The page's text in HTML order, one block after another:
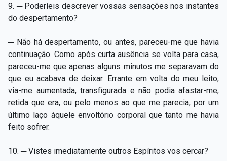
9. ─ Poderíeis descrever vossas sensações nos instantes
do despertamento?
─ Não há despertamento, ou antes, pareceu-me que havia
continuação. Como após curta ausência se volta para casa,
pareceu-me que apenas alguns minutos me separavam do
que eu acabava de deixar. Errante em volta do meu leito,
via-me aumentada, transfigurada e não podia afastar-me,
retida que era, ou pelo menos ao que me parecia, por um
último laço àquele envoltório corporal que tanto me havia
feito sofrer.
10. ─ Vistes imediatamente outros Espíritos vos cercar?